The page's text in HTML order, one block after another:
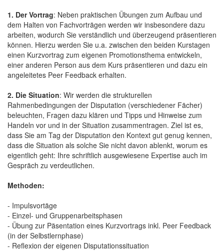
1. Der Vortrag: Neben praktischen Übungen zum Aufbau und
dem Halten von Fachvorträgen werden wir insbesondere dazu
arbeiten, wodurch Sie verständlich und überzeugend präsentieren
können. Hierzu werden Sie u.a. zwischen den beiden Kurstagen
einen Kurzvortrag zum eigenen Promotionsthema entwickeln,
einer anderen Person aus dem Kurs präsentieren und dazu ein
angeleitetes Peer Feedback erhalten.
2. Die Situation: Wir werden die strukturellen
Rahmenbedingungen der Disputation (verschiedener Fächer)
beleuchten, Fragen dazu klären und Tipps und Hinweise zum
Handeln vor und in der Situation zusammentragen. Ziel ist es,
dass Sie am Tag der Disputation den Kontext gut genug kennen,
dass die Situation als solche Sie nicht davon ablenkt, worum es
eigentlich geht: Ihre schriftlich ausgewiesene Expertise auch im
Gespräch zu verdeutlichen.
Methoden:
- Impulsvortäge
- Einzel- und Gruppenarbeitsphasen
- Übung zur Päsentation eines Kurzvortrags inkl. Peer Feedback
(in der Selbstlernphase)
- Reflexion der eigenen Disputationssituation